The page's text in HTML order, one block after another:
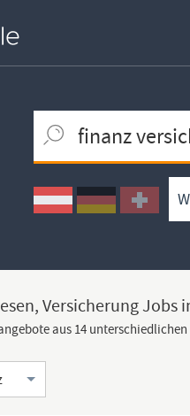
Ortssuche
Umkreissuche
Arbeitsform
Versicherung Jobs
aus 14